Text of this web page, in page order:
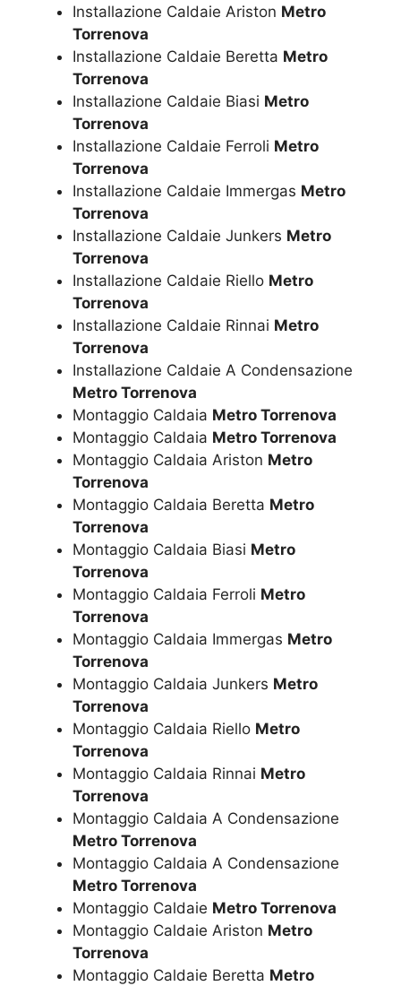
Installazione Caldaie Ariston Metro
Torrenova
Installazione Caldaie Beretta Metro
Torrenova
Installazione Caldaie Biasi Metro
Torrenova
Installazione Caldaie Ferroli Metro
Torrenova
Installazione Caldaie Immergas Metro
Torrenova
Installazione Caldaie Junkers Metro
Torrenova
Installazione Caldaie Riello Metro
Torrenova
Installazione Caldaie Rinnai Metro
Torrenova
Installazione Caldaie A Condensazione
Metro Torrenova
Montaggio Caldaia Metro Torrenova
Montaggio Caldaia Metro Torrenova
Montaggio Caldaia Ariston Metro
Torrenova
Montaggio Caldaia Beretta Metro
Torrenova
Montaggio Caldaia Biasi Metro
Torrenova
Montaggio Caldaia Ferroli Metro
Torrenova
Montaggio Caldaia Immergas Metro
Torrenova
Montaggio Caldaia Junkers Metro
Torrenova
Montaggio Caldaia Riello Metro
Torrenova
Montaggio Caldaia Rinnai Metro
Torrenova
Montaggio Caldaia A Condensazione
Metro Torrenova
Montaggio Caldaia A Condensazione
Metro Torrenova
Montaggio Caldaie Metro Torrenova
Montaggio Caldaie Ariston Metro
Torrenova
Montaggio Caldaie Beretta Metro